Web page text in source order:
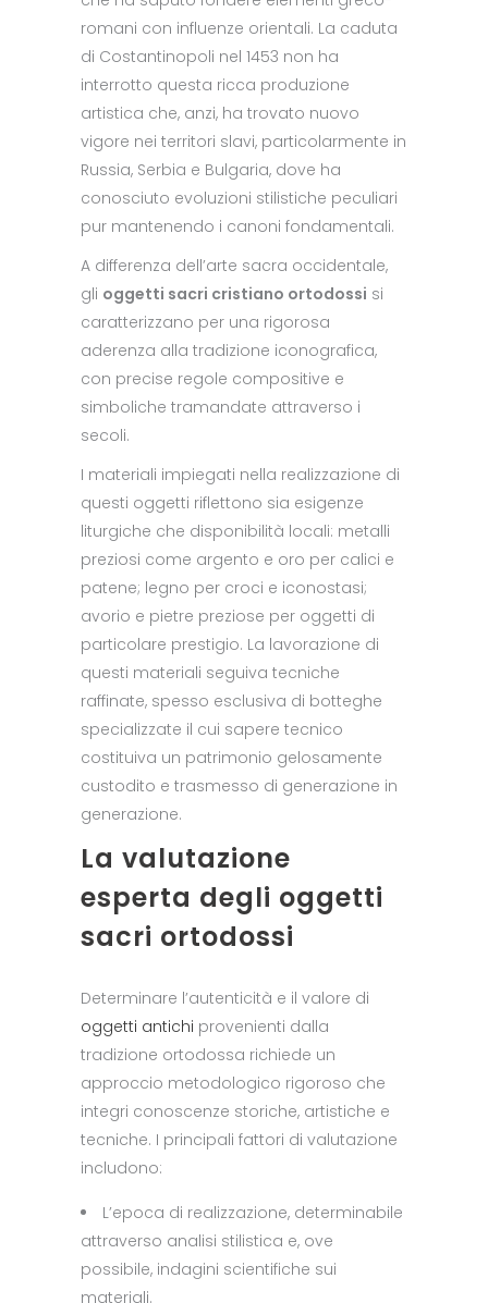
romani con influenze orientali. La caduta
di Costantinopoli nel 1453 non ha
interrotto questa ricca produzione
artistica che, anzi, ha trovato nuovo
vigore nei territori slavi, particolarmente in
Russia, Serbia e Bulgaria, dove ha
conosciuto evoluzioni stilistiche peculiari
pur mantenendo i canoni fondamentali.
A differenza dell’arte sacra occidentale,
gli oggetti sacri cristiano ortodossi si
caratterizzano per una rigorosa
aderenza alla tradizione iconografica,
con precise regole compositive e
simboliche tramandate attraverso i
secoli.
I materiali impiegati nella realizzazione di
questi oggetti riflettono sia esigenze
liturgiche che disponibilità locali: metalli
preziosi come argento e oro per calici e
patene; legno per croci e iconostasi;
avorio e pietre preziose per oggetti di
particolare prestigio. La lavorazione di
questi materiali seguiva tecniche
raffinate, spesso esclusiva di botteghe
specializzate il cui sapere tecnico
costituiva un patrimonio gelosamente
custodito e trasmesso di generazione in
generazione.
La valutazione
esperta degli oggetti
sacri ortodossi
Determinare l’autenticità e il valore di
oggetti antichi provenienti dalla
tradizione ortodossa richiede un
approccio metodologico rigoroso che
integri conoscenze storiche, artistiche e
tecniche. I principali fattori di valutazione
includono:
L’epoca di realizzazione, determinabile
attraverso analisi stilistica e, ove
possibile, indagini scientifiche sui
materiali.